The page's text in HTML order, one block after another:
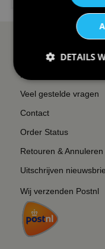
Reviews
Veel gestelde vragen
Contact
Order Status
Retouren & Annuleren
Uitschrijven
Wij verzenden Postnl
DETAILS